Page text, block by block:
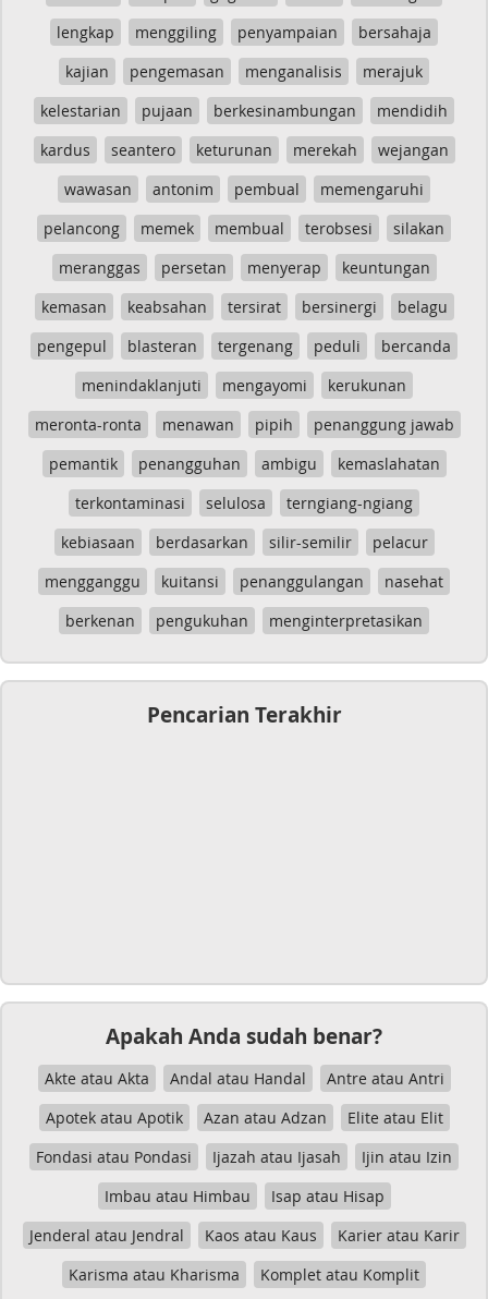
lengkap
menggiling penyampaian
bersahaja
kajian
pengemasan menganalisis
merajuk
kelestarian
pujaan berkesinambungan
mendidih
kardus
seantero keturunan merekah
wejangan
wawasan
antonim pembual
memengaruhi
pelancong
memek membual terobsesi
silakan
meranggas
persetan menyerap
keuntungan
kemasan
keabsahan tersirat bersinergi
belagu
pengepul
blasteran tergenang peduli
bercanda
menindaklanjuti
mengayomi
kerukunan
meronta-ronta
menawan pipih
penanggung jawab
pemantik
penangguhan ambigu
kemaslahatan
terkontaminasi
selulosa
terngiang-ngiang
kebiasaan
berdasarkan silir-semilir
pelacur
mengganggu
kuitansi penanggulangan
nasehat
berkenan
pengukuhan menginterpretasikan
Pencarian Terakhir
Apakah Anda sudah benar?
Akte atau Akta Andal atau Handal
Antre atau Antri
Apotek atau Apotik
Azan atau Adzan
Elite atau Elit
Fondasi atau Pondasi
Ijazah atau Ijasah
Ijin atau Izin
Imbau atau Himbau
Isap atau Hisap
Jenderal atau Jendral
Kaos atau Kaus
Karier atau Karir
Karisma atau Kharisma
Komplet atau Komplit